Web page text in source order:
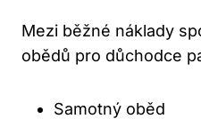
Mezi běžné náklady
obědů pro důchodce
Samotný oběd